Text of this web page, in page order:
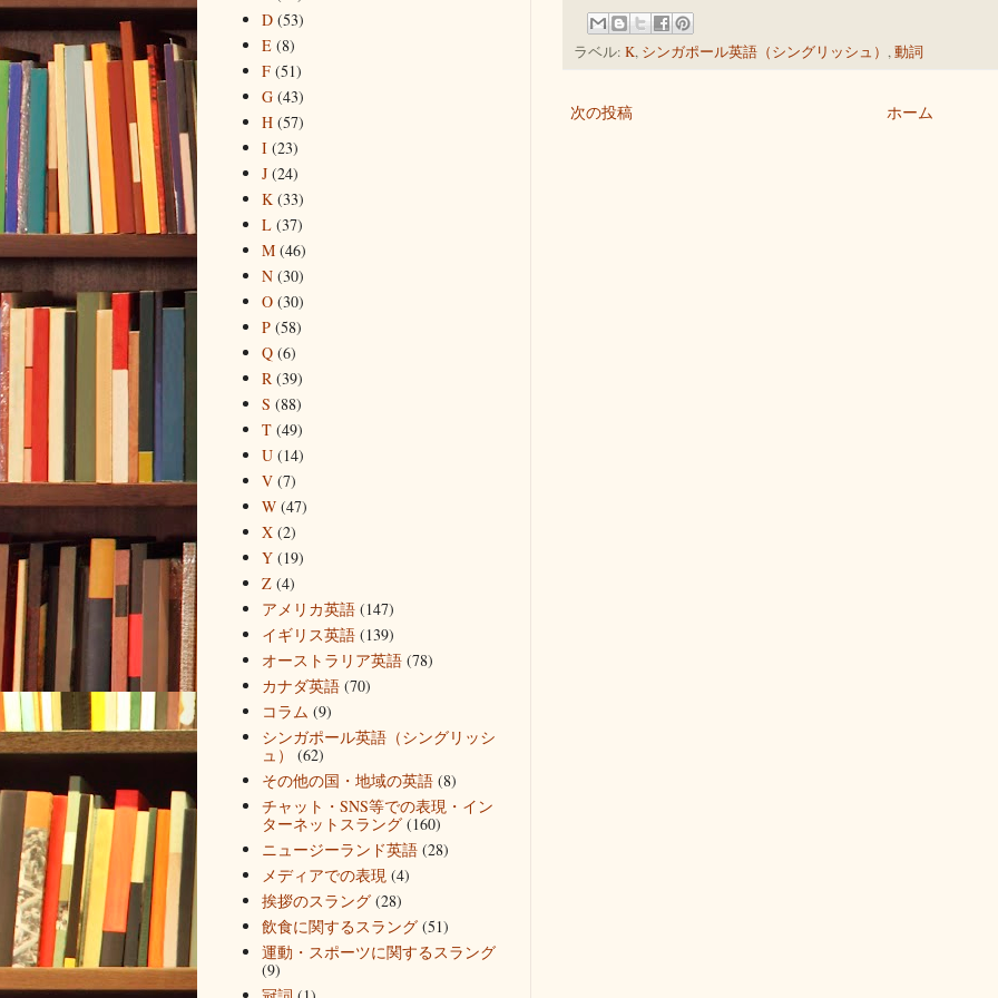
ラベル: K, シンガポール英語（シングリッシュ） ,動詞
次の投稿 ホーム
D (53)
E (8)
F (51)
G (43)
H (57)
I (23)
J (24)
K (33)
L (37)
M (46)
N (30)
O (30)
P (58)
Q (6)
R (39)
S (88)
T (49)
U (14)
V (7)
W (47)
X (2)
Y (19)
Z (4)
アメリカ英語 (147)
イギリス英語 (139)
オーストラリア英語 (78)
カナダ英語 (70)
コラム (9)
シンガポール英語（シングリッシ
ュ）
(62)
その他の国・地域の英語 (8)
チャット・SNS等での表現・イン
ターネットスラング (160)
ニュージーランド英語 (28)
メディアでの表現 (4)
挨拶のスラング (28)
飲食に関するスラング (51)
運動・スポーツに関するスラング
(9)